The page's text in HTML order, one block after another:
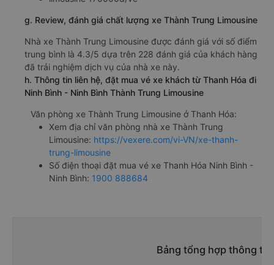
g. Review, đánh giá chất lượng xe Thành Trung Limousine
Nhà xe Thành Trung Limousine được đánh giá với số điểm
trung bình là 4.3/5 dựa trên 228 đánh giá của khách hàng
đã trải nghiệm dịch vụ của nhà xe này.
h. Thông tin liên hệ, đặt mua vé xe khách từ Thanh Hóa đi
Ninh Bình - Ninh Bình Thành Trung Limousine
Văn phòng xe Thành Trung Limousine ở Thanh Hóa:
Xem địa chỉ văn phòng nhà xe Thành Trung
Limousine: https://vexere.com/vi-VN/xe-thanh-
trung-limousine
Số điện thoại đặt mua vé xe Thanh Hóa Ninh Bình -
Ninh Bình: 1900 888684
Bảng tổng hợp thông